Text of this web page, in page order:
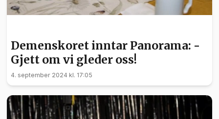
Demenskoret inntar Panorama: -
Gjett om vi gleder oss!
4. september 2024 kl. 17:05